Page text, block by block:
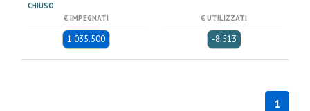
CHIUSO
€ IMPEGNATI
1.035.500
€ UTILIZZATI
-8.513
1